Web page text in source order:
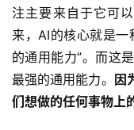
注主要来自于它可
来，AI的核心就是一
的通用能力”。而这
最强的通用能力。
因
们想做的任何事物上